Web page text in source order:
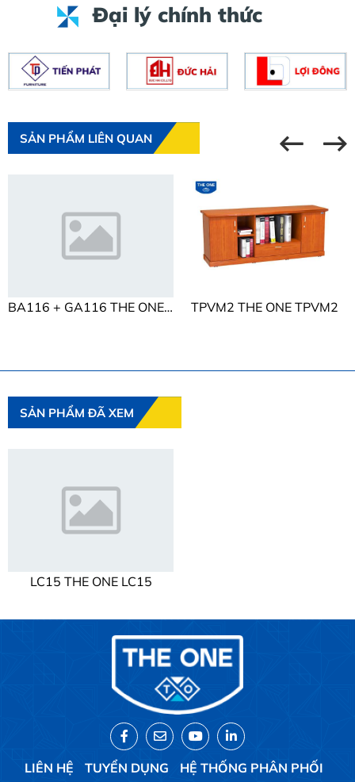
Đại lý chính thức
SẢN PHẨM LIÊN QUAN
BA116 + GA116 THE ONE BA116 + GA116 TPVM2 THE ONE TPVM2
SẢN PHẨM ĐÃ XEM
LC15 THE ONE LC15
LIÊN HỆ TUYỂN DỤNG HỆ THỐNG PHÂN PHỐI